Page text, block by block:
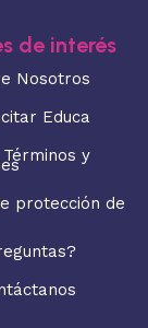
de interés
Nosotros
Educa
y
protección de